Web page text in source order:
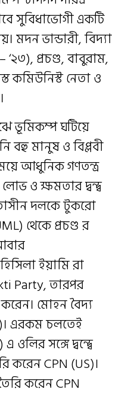
সুবিধাভোগী একটি
মদন ভান্ডারী, বিদ্যা
‘২৩), প্রচণ্ড, বাবুরাম,
কমিউনিস্ট নেতা ও
ভূমিকম্প ঘটিয়ে
বহু মানুষ ও বিপ্লবী
আধুনিক গণতন্ত্র
ও ক্ষমতার দ্বন্দ্ব
দলকে টুকরো
থেকে প্রচণ্ড র
ইয়ামি রা
Party, তারপর
মোহন বৈদ্য
এরকম চলতেই
সঙ্গে দ্বন্দ্বে
করেন CPN (US)।
করেন CPN